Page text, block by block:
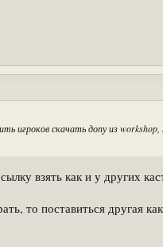
скачать допу из
взять как и у других
то поставиться другая